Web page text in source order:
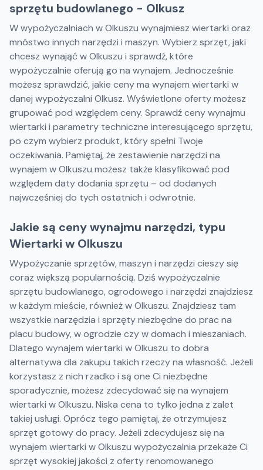
sprzętu budowlanego - Olkusz
W wypożyczalniach w Olkuszu wynajmiesz wiertarki oraz
mnóstwo innych narzędzi i maszyn. Wybierz sprzęt, jaki
chcesz wynająć w Olkuszu i sprawdź, które
wypożyczalnie oferują go na wynajem. Jednocześnie
możesz sprawdzić, jakie ceny ma wynajem wiertarki w
danej wypożyczalni Olkusz. Wyświetlone oferty możesz
grupować pod względem ceny. Sprawdź ceny wynajmu
wiertarki i parametry techniczne interesującego sprzętu,
po czym wybierz produkt, który spełni Twoje
oczekiwania. Pamiętaj, że zestawienie narzędzi na
wynajem w Olkuszu możesz także klasyfikować pod
względem daty dodania sprzętu – od dodanych
najwcześniej do tych ostatnich i odwrotnie.
Jakie są ceny wynajmu narzędzi, typu
Wiertarki w Olkuszu
Wypożyczanie sprzętów, maszyn i narzędzi cieszy się
coraz większą popularnością. Dziś wypożyczalnie
sprzętu budowlanego, ogrodowego i narzędzi znajdziesz
w każdym mieście, również w Olkuszu. Znajdziesz tam
wszystkie narzędzia i sprzęty niezbędne do prac na
placu budowy, w ogrodzie czy w domach i mieszaniach.
Dlatego wynajem wiertarki w Olkuszu to dobra
alternatywa dla zakupu takich rzeczy na własność. Jeżeli
korzystasz z nich rzadko i są one Ci niezbędne
sporadycznie, możesz zdecydować się na wynajem
wiertarki w Olkuszu. Niska cena to tylko jedna z zalet
takiej usługi. Oprócz tego pamiętaj, że otrzymujesz
sprzęt gotowy do pracy. Jeżeli zdecydujesz się na
wynajem wiertarki w Olkuszu wypożyczalnia przekaże Ci
sprzęt wysokiej jakości z oferty renomowanego